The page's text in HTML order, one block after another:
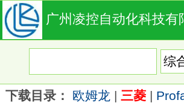
广州凌控自动化科技有
下载目录： 欧姆龙 | 三菱|